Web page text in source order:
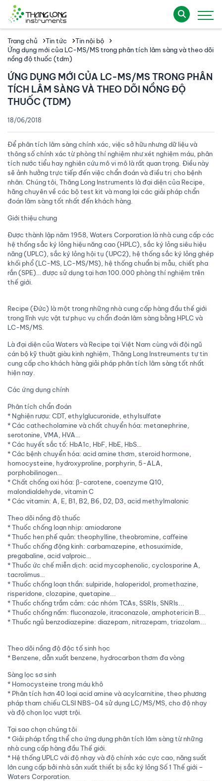
Trang chủ Tin tức
Tin nội bộ
Ứng dụng mới của LC-MS/MS trong phân tích lâm sàng và theo dõi
nồng độ thuốc (tdm)
ỨNG DỤNG MỚI CỦA LC-MS/MS TRONG PHÂN
TÍCH LÂM SÀNG VÀ THEO DÕI NỒNG ĐỘ
THUỐC (TDM)
18/06/2018
Để phân tích lâm sàng chính xác, việc sở hữu nhưng dữ liệu và
thông số chính xác từ phòng thí nghiệm như xét nghiệm máu, phân
tích nước tiểu hay nghiên cứu mô vi mô là rất quan trọng. Điều này
sẽ ảnh hưởng trực tiếp đến việc chẩn đoán và điều trị cho bệnh
nhân. Chúng tôi, Thăng Long Instruments là đại diện của Recipe,
hãng chuyên về các bộ test kit và mang lại các giải pháp chẩn
đoán lâm sàng tốt nhất đến khách hàng.
Giới thiệu chung
Được thành lập năm 1958, Waters Corporation là nhà cung cấp các
hệ thống sắc ký lỏng hiệu năng cao (HPLC), sắc ký lỏng siêu hiệu
năng (UPLC), sắc ký lỏng hội tụ (UPC2), hệ thống sắc ký lỏng ghép
khối phổ (LC-MS, LC-MS/MS), hệ thống chuẩn bị mẫu, chiết pha
rắn (SPE)… được sử dụng tại hơn 100.000 phòng thí nghiệm trên
thế giới.
Recipe (Đức) là một trong những nhà cung cấp hàng đầu thế giới
trong lĩnh vực vật tư phục vụ chẩn đoán lâm sàng bằng HPLC và
LC-MS/MS.
Là đại diện của Waters và Recipe tại Việt Nam cùng với đội ngũ
cán bộ kỹ thuật giàu kinh nghiệm, Thăng Long Instreuments tự tin
cung cấp cho khách hàng giải pháp phân tích lâm sàng tốt nhất
hiện nay.
Các ứng dụng chính
Phân tích chẩn đoán
* Nghiện rượu: CDT, ethylglucuronide, ethylsulfate
* Các cathecholamine và chất chuyển hóa: metanephrine,
serotonine, VMA, HVA…
* Các huyết sắc tố: HbA1c, HbF, HbE, HbS…
* Các bệnh chuyển hóa: acid amine thơm, steroid hormone,
homocysteine, hydroxyproline, porphyrin, 5-ALA,
porphobilinogen…
* Chất chống oxi hóa: β-carotene, coenzyme Q10,
malondialdehyde, vitamin C
* Các vitamin: A, E, B1, B2, B6, D2, D3, acid methylmalonic
Theo dõi nồng độ thuốc
* Thuốc chống loạn nhịp: amiodarone
* Thuốc hen phế quản: theophylline, theobromine, caﬀeine
* Thuốc chống động kinh: carbamazepine, ethosuximide,
pregabaline, acid valproic…
* Thuốc ức chế miễn dịch: acid mycophenolic, cyclosporine A,
tacrolimus…
* Thuốc chống loạn thần: sulpiride, haloperidol, promethazine,
risperidone, clozapine, quetapine...
* Thuốc chống trầm cảm: các nhóm TCAs, SSRIs, SNRIs...
* Thuốc chống nấm: fluconazole, itraconazole, amphotericin B...
* Thuốc ngủ benzodiazepine: diazepam, nitrazepam, triazolam...
Theo dõi nồng độ độc tố sinh học
* Benzene, dẫn xuất benzene, hydrocarbon thơm đa vòng
Sàng lọc sơ sinh
* Homocysteine trong máu khô
* Phân tích hơn 40 loại acid amine và acylcarnitine, theo phương
pháp tham chiếu CLSI NBS-04 sử dụng LC/MS/MS, cho độ nhạy
và độ chọn lọc vượt trội.
Tại sao chọn chúng tôi
* Giải pháp tổng thể cho ứng dụng phân tích lâm sàng từ những
nhà cung cấp hàng đầu Thế giới.
* Hệ thống UPLC với độ nhạy và độ chính xác cực cao, năng suất
lớn cung cấp bởi nhà sản xuất thiết bị sắc ký lỏng Số 1 Thế giới –
Waters Corporation.